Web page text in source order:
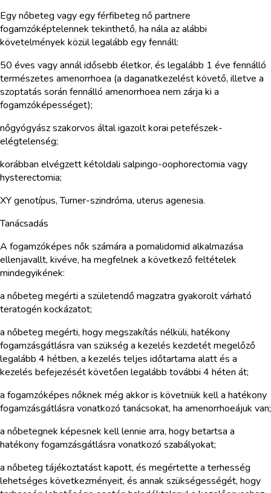
Egy nőbeteg vagy egy férfibeteg nő partnere
fogamzóképtelennek tekinthető, ha nála az alábbi
követelmények közül legalább egy fennáll:
50 éves vagy annál idősebb életkor, és legalább 1 éve fennálló
természetes amenorrhoea (a daganatkezelést követő, illetve a
szoptatás során fennálló amenorrhoea nem zárja ki a
fogamzóképességet);
nőgyógyász szakorvos által igazolt korai petefészek-
elégtelenség;
korábban elvégzett kétoldali salpingo-oophorectomia vagy
hysterectomia;
XY genotípus, Turner-szindróma, uterus agenesia.
Tanácsadás
A fogamzóképes nők számára a pomalidomid alkalmazása
ellenjavallt, kivéve, ha megfelnek a következő feltételek
mindegyikének:
a nőbeteg megérti a születendő magzatra gyakorolt várható
teratogén kockázatot;
a nőbeteg megérti, hogy megszakítás nélküli, hatékony
fogamzásgátlásra van szükség a kezelés kezdetét megelőző
legalább 4 hétben, a kezelés teljes időtartama alatt és a
kezelés befejezését követően legalább további 4 héten át;
a fogamzóképes nőknek még akkor is követniük kell a hatékony
fogamzásgátlásra vonatkozó tanácsokat, ha amenorrhoeájuk van;
a nőbetegnek képesnek kell lennie arra, hogy betartsa a
hatékony fogamzásgátlásra vonatkozó szabályokat;
a nőbeteg tájékoztatást kapott, és megértette a terhesség
lehetséges következményeit, és annak szükségességét, hogy